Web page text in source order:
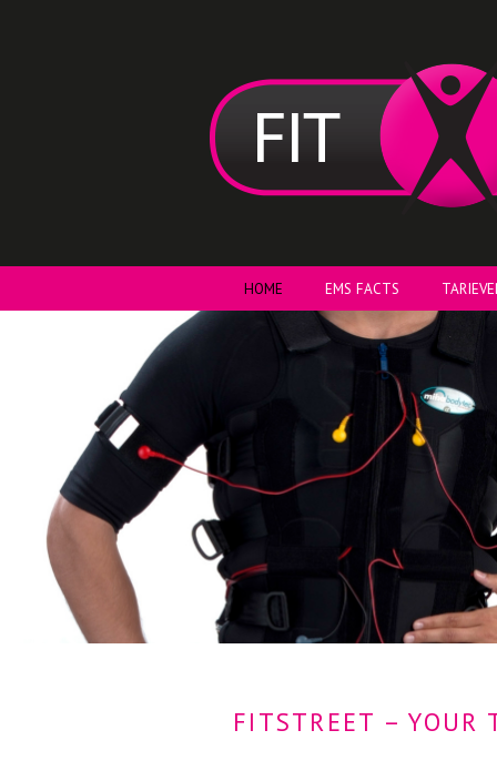
HOME EMS FACTS
FITSTREET – YOUR